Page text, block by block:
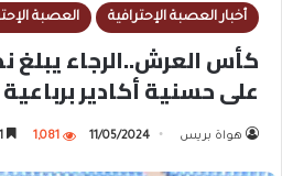
أخبار العصبة الإحترافية العصبة
كأس العرش..الرجاء يبلغ
على حسنية أكادير برباعية
هواة بريس 11/05/2024
1,081